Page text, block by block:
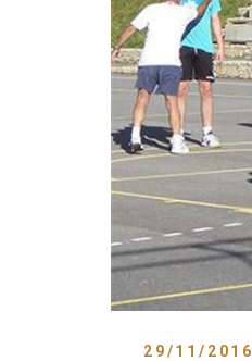
29/11/2016